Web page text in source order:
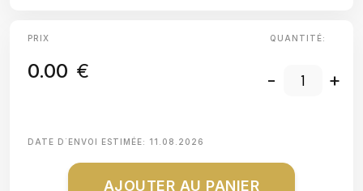
PRIX
0.00 €
QUANTITÉ:
- +
DATE D΄ENVOI ESTIMÉE: 11.08.2026
AJOUTER AU PANIER